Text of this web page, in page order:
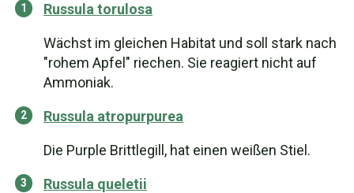
Russula torulosa
Wächst im gleichen Habitat und soll stark nach
"rohem Apfel" riechen. Sie reagiert nicht auf
Ammoniak.
Russula atropurpurea
Die Purple Brittlegill, hat einen weißen Stiel.
Russula queletii